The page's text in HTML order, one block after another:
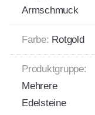
Armschmuck
Farbe: Rotgold
Produktgruppe:
Mehrere
Edelsteine